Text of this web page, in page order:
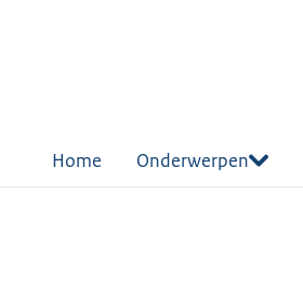
Home Onderwerpen